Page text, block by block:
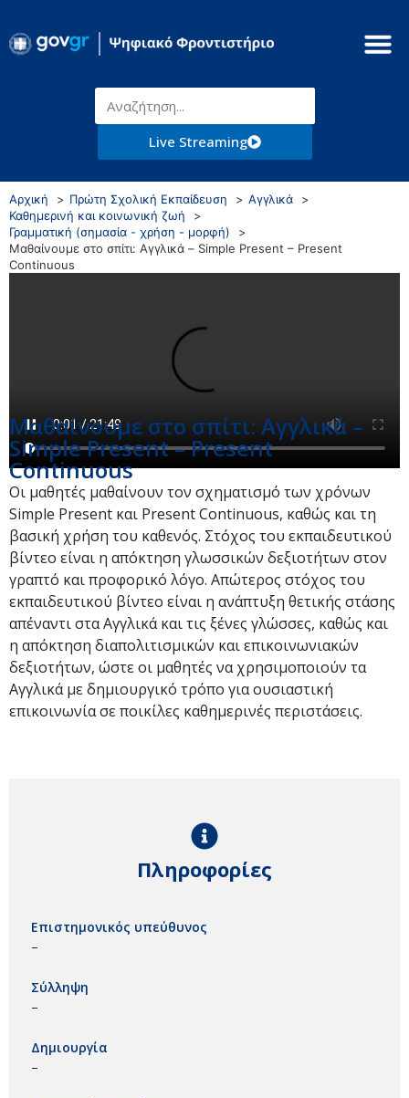
Live Streaming
Αρχική Πρώτη Σχολική Εκπαίδευση
Αγγλικά
Καθημερινή και κοινωνική ζωή
Γραμματική (σημασία - χρήση - μορφή)
Μαθαίνουμε στο σπίτι: Αγγλικά – Simple Present – Present
Continuous
Μαθαίνουμε στο σπίτι: Αγγλικά –
Simple Present – Present
Continuous
Οι μαθητές μαθαίνουν τον σχηματισμό των χρόνων
Simple Present και Present Continuous, καθώς και τη
βασική χρήση του καθενός. Στόχος του εκπαιδευτικού
βίντεο είναι η απόκτηση γλωσσικών δεξιοτήτων στον
γραπτό και προφορικό λόγο. Απώτερος στόχος του
εκπαιδευτικού βίντεο είναι η ανάπτυξη θετικής στάσης
απέναντι στα Αγγλικά και τις ξένες γλώσσες, καθώς και
η απόκτηση διαπολιτισμικών και επικοινωνιακών
δεξιοτήτων, ώστε οι μαθητές να χρησιμοποιούν τα
Αγγλικά με δημιουργικό τρόπο για ουσιαστική
επικοινωνία σε ποικίλες καθημερινές περιστάσεις.
Πληροφορίες
Επιστημονικός υπεύθυνος
–
Σύλληψη
–
Δημιουργία
–